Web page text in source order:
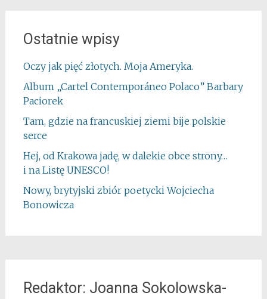
Ostatnie wpisy
Oczy jak pięć złotych. Moja Ameryka.
Album „Cartel Contemporáneo Polaco” Barbary
Paciorek
Tam, gdzie na francuskiej ziemi bije polskie
serce
Hej, od Krakowa jadę, w dalekie obce strony…
i na Listę UNESCO!
Nowy, brytyjski zbiór poetycki Wojciecha
Bonowicza
Redaktor: Joanna Sokolowska-